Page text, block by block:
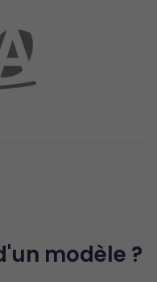
modèle ?